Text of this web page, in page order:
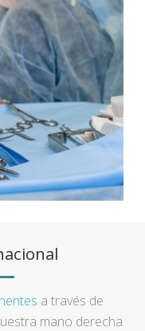
a través de
mano derecha